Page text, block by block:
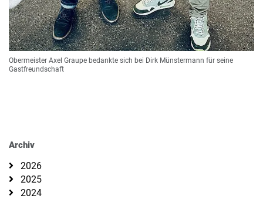
Obermeister Axel Graupe bedankte sich bei Dirk Münstermann für seine
Gastfreundschaft
Archiv
2026
2025
2024